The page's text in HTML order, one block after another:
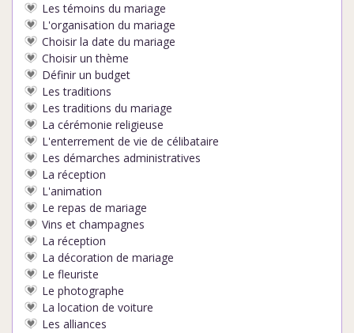
Les témoins du mariage
L'organisation du mariage
Choisir la date du mariage
Choisir un thème
Définir un budget
Les traditions
Les traditions du mariage
La cérémonie religieuse
L'enterrement de vie de célibataire
Les démarches administratives
La réception
L'animation
Le repas de mariage
Vins et champagnes
La réception
La décoration de mariage
Le fleuriste
Le photographe
La location de voiture
Les alliances